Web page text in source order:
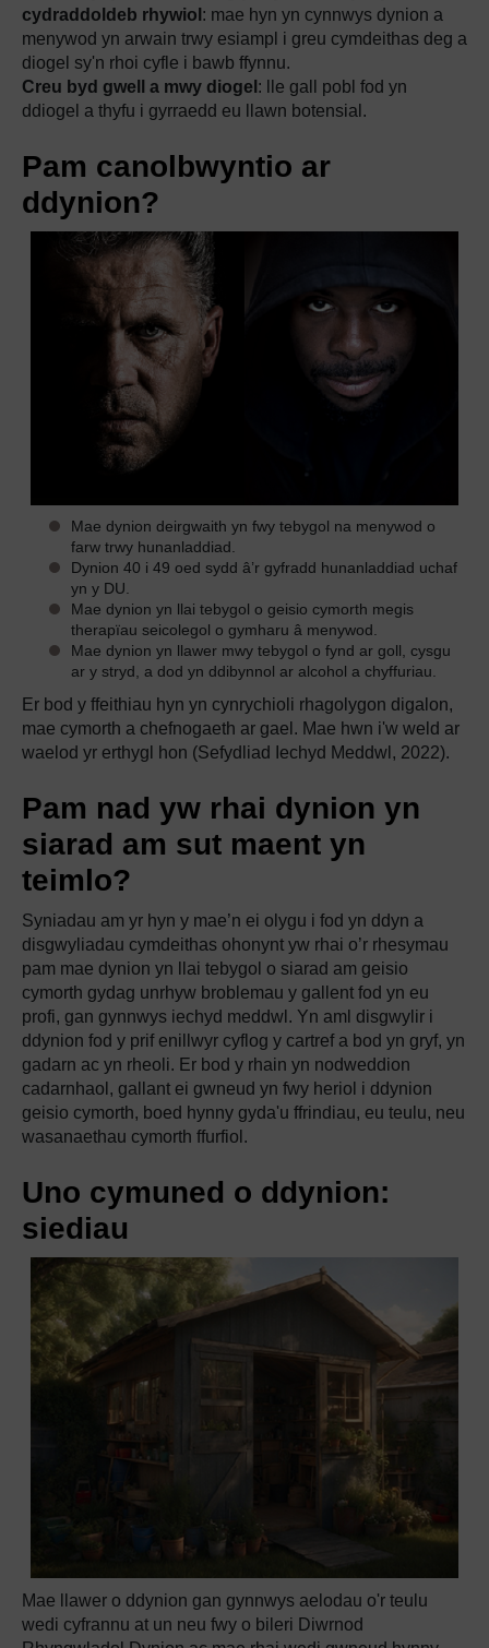
cydraddoldeb rhywiol : mae hyn yn cynnwys dynion a
menywod yn arwain trwy esiampl i greu cymdeithas deg a
diogel sy'n rhoi cyfle i bawb ffynnu.
Creu byd gwell a mwy diogel : lle gall pobl fod yn
ddiogel a thyfu i gyrraedd eu llawn botensial.
Pam canolbwyntio ar
ddynion?
Mae dynion deirgwaith yn fwy tebygol na menywod o
farw trwy hunanladdiad.
Dynion 40 i 49 oed sydd â’r gyfradd hunanladdiad uchaf
yn y DU.
Mae dynion yn llai tebygol o geisio cymorth megis
therapïau seicolegol o gymharu â menywod.
Mae dynion yn llawer mwy tebygol o fynd ar goll, cysgu
ar y stryd, a dod yn ddibynnol ar alcohol a chyffuriau.
Er bod y ffeithiau hyn yn cynrychioli rhagolygon digalon,
mae cymorth a chefnogaeth ar gael. Mae hwn i'w weld ar
waelod yr erthygl hon (Sefydliad Iechyd Meddwl, 2022).
Pam nad yw rhai dynion yn
siarad am sut maent yn
teimlo?
Syniadau am yr hyn y mae’n ei olygu i fod yn ddyn a
disgwyliadau cymdeithas ohonynt yw rhai o’r rhesymau
pam mae dynion yn llai tebygol o siarad am geisio
cymorth gydag unrhyw broblemau y gallent fod yn eu
profi, gan gynnwys iechyd meddwl. Yn aml disgwylir i
ddynion fod y prif enillwyr cyflog y cartref a bod yn gryf, yn
gadarn ac yn rheoli. Er bod y rhain yn nodweddion
cadarnhaol, gallant ei gwneud yn fwy heriol i ddynion
geisio cymorth, boed hynny gyda'u ffrindiau, eu teulu, neu
wasanaethau cymorth ffurfiol.
Uno cymuned o ddynion:
siediau
Mae llawer o ddynion gan gynnwys aelodau o'r teulu
wedi cyfrannu at un neu fwy o bileri Diwrnod